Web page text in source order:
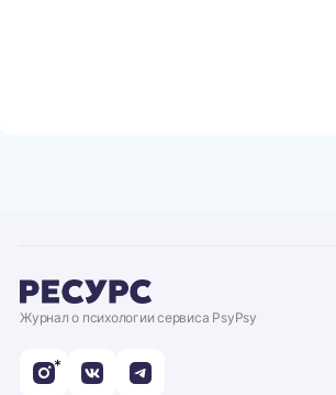
Журнал о психологии сервиса PsyPsy
*